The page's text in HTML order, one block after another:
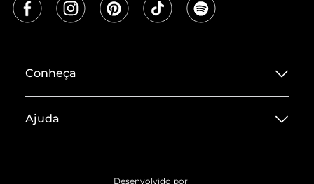
Conheça
Termos de Uso
Ajuda
Desenvolvido por